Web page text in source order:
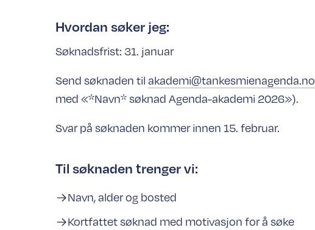
Hvordan søker jeg:
Søknadsfrist: 31. januar
Send søknaden til akademi@tankesmienagenda.no
med «*Navn* søknad Agenda-akademi 2026»).
Svar på søknaden kommer innen 15. februar.
Til søknaden trenger vi:
Navn, alder og bosted
Kortfattet søknad med motivasjon for å søke